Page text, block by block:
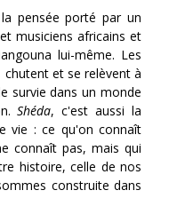
pensée porté par un
musiciens africains et
lui-même. Les
et se relèvent à
survie dans un monde
Shéda, c'est aussi la
vie : ce qu'on connaît
connaît pas, mais qui
histoire, celle de nos
construite dans